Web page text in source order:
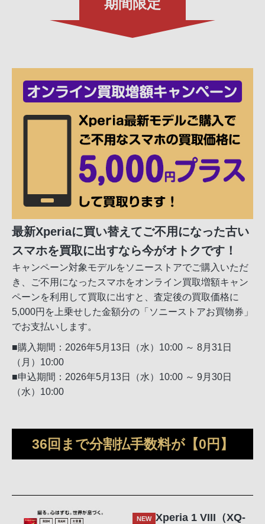
期間限定
最新Xperiaに買い替えてご不用になった古い
スマホを買取に出すなら今がオトクです！
キャンペーン対象モデルをソニーストアでご購入いただ
き、ご不用になったスマホをオンライン買取増額キャン
ペーンを利用して買取に出すと、査定後の買取価格に
5,000円を上乗せした金額分の「ソニーストアお買物券」
でお支払いします。
■購入期間：2026年5月13日（水）10:00 ～ 8月31日
（月）10:00
■申込期間：2026年5月13日（水）10:00 ～ 9月30日
（水）10:00
36回まで分割払手数料が【0円】
NEW Xperia 1 VIII（XQ-